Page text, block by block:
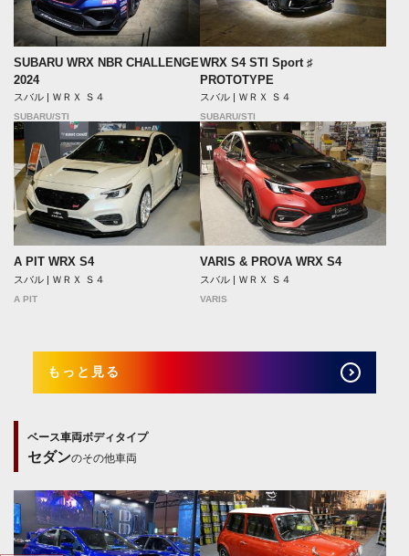
SUBARU WRX NBR CHALLENGE
2024
スバル | ＷＲＸ Ｓ４
SUBARU/STI
WRX S4 STI Sport ♯
PROTOTYPE
スバル | ＷＲＸ Ｓ４
SUBARU/STI
A PIT WRX S4
スバル | ＷＲＸ Ｓ４
A PIT
VARIS & PROVA WRX S4
スバル | ＷＲＸ Ｓ４
VARIS
もっと見る
ベース車両ボディタイプ
セダンのその他車両